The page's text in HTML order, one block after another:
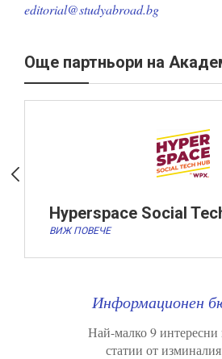
editorial@studyabroad.bg
Още партньори на
Hyperspace Social
ВИЖ ПОВЕЧЕ
Информационен
Най-малко 9
статии от